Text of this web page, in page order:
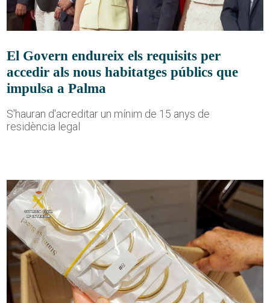
El Govern endureix els requisits per
accedir als nous habitatges públics que
impulsa a Palma
S'hauran d'acreditar un mínim de 15 anys de
residència legal